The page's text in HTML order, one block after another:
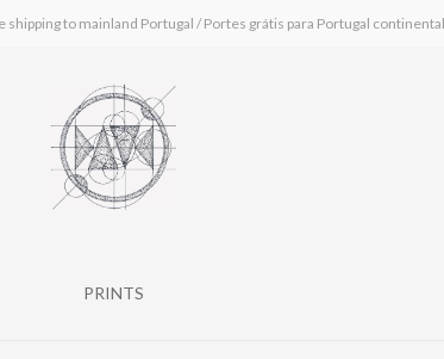
to mainland Portugal / Portes grátis para Portugal continental
PRINTS